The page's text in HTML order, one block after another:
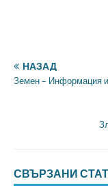
НАЗАД
Земен – Информация
СВЪРЗАНИ